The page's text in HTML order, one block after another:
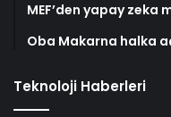
MEF’den yapay zeka
Oba Makarna halka
Teknoloji Haberleri